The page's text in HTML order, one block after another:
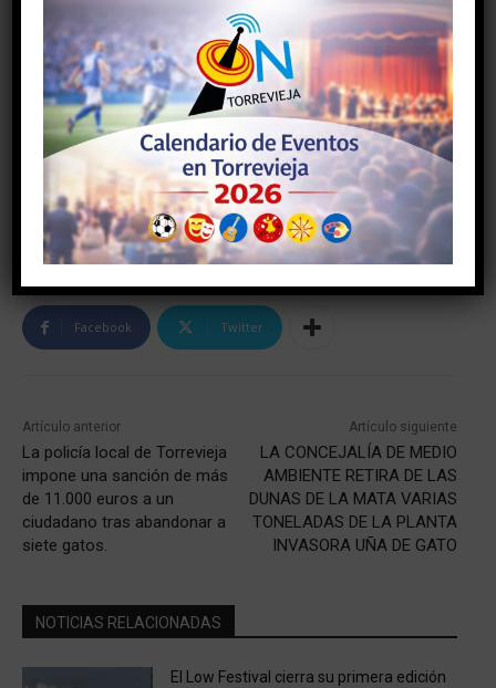
TAGS #AYUNTAMIENTODETORREVIEJA
#torrevieja
#torreviejaon
#vegabaja
Facebook Twitter
Artículo anterior
La policía local de Torrevieja
impone una sanción de más
de 11.000 euros a un
ciudadano tras abandonar a
siete gatos.
Artículo siguiente
LA CONCEJALÍA DE MEDIO
AMBIENTE RETIRA DE LAS
DUNAS DE LA MATA VARIAS
TONELADAS DE LA PLANTA
INVASORA UÑA DE GATO
NOTICIAS RELACIONADAS
El Low Festival cierra su primera edición